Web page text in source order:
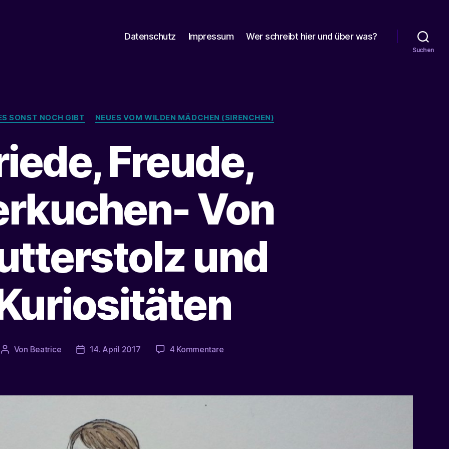
Datenschutz Impressum Wer schreibt hier und über was?
Suchen
Kategorien
SONST NOCH GIBT NEUES VOM WILDEN MÄDCHEN (SIRENCHEN)
Freude,
Von
und
Beitragsautor
Von Beatrice Veröffentlichungsdatum
14. April 2017 4 Kommentarezu
Von